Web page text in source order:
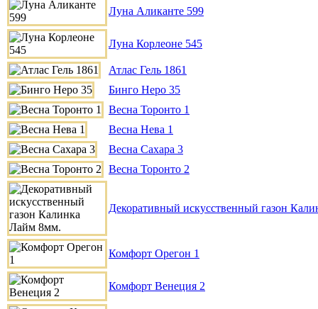
Луна Аликанте 599
Луна Корлеоне 545
Атлас Гель 1861
Бинго Неро 35
Весна Торонто 1
Весна Нева 1
Весна Сахара 3
Весна Торонто 2
Декоративный искусственный газон
Комфорт Орегон 1
Комфорт Венеция 2